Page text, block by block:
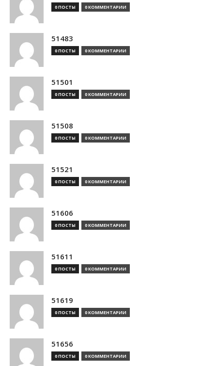
0 ПОСТЫ 0 КОММЕНТАРИИ
51483
0 ПОСТЫ 0 КОММЕНТАРИИ
51501
0 ПОСТЫ 0 КОММЕНТАРИИ
51508
0 ПОСТЫ 0 КОММЕНТАРИИ
51521
0 ПОСТЫ 0 КОММЕНТАРИИ
51606
0 ПОСТЫ 0 КОММЕНТАРИИ
51611
0 ПОСТЫ 0 КОММЕНТАРИИ
51619
0 ПОСТЫ 0 КОММЕНТАРИИ
51656
0 ПОСТЫ 0 КОММЕНТАРИИ